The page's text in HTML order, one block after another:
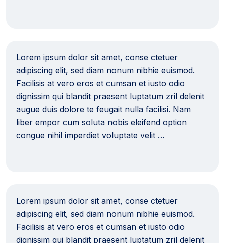
Lorem ipsum dolor sit amet, conse ctetuer
adipiscing elit, sed diam nonum nibhie euismod.
Facilisis at vero eros et cumsan et iusto odio
dignissim qui blandit praesent luptatum zril delenit
augue duis dolore te feugait nulla facilisi. Nam
liber empor cum soluta nobis eleifend option
congue nihil imperdiet voluptate velit …
Lorem ipsum dolor sit amet, conse ctetuer
adipiscing elit, sed diam nonum nibhie euismod.
Facilisis at vero eros et cumsan et iusto odio
dignissim qui blandit praesent luptatum zril delenit